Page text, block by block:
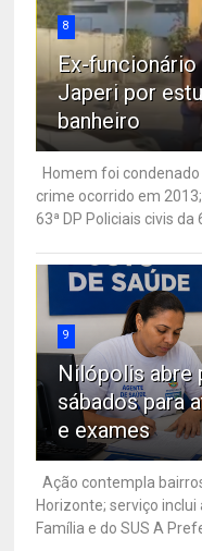
8
Ex-
Japeri por
banheiro
Homem foi
crime ocorrido em
63ª DP Policiais civis da
9
Nilópolis abre
sábados para
e exames
Ação contempla
Horizonte; serviço
Família e do SUS A